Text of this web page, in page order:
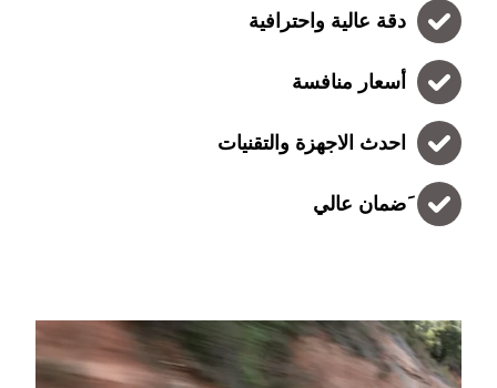
دقة عالية واحترافية
أسعار منافسة
احدث الاجهزة والتقنيات
َضمان عالي